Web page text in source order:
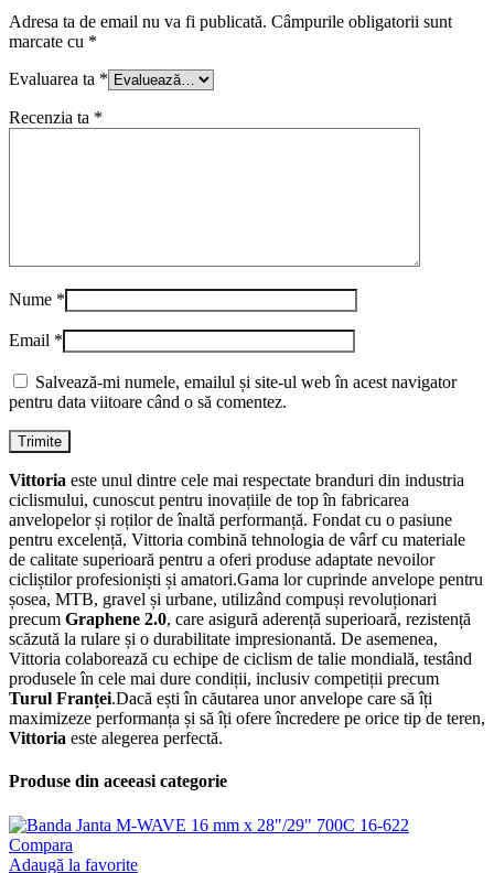
Adresa ta de email nu va fi publicată. Câmpurile obligatorii sunt
marcate cu *
Evaluarea ta *
Recenzia ta *
Nume *
Email *
Salvează-mi numele, emailul și site-ul web în acest navigator
pentru data viitoare când o să comentez.
Vittoria este unul dintre cele mai respectate branduri din industria
ciclismului, cunoscut pentru inovațiile de top în fabricarea
anvelopelor și roților de înaltă performanță. Fondat cu o pasiune
pentru excelență, Vittoria combină tehnologia de vârf cu materiale
de calitate superioară pentru a oferi produse adaptate nevoilor
cicliștilor profesioniști și amatori.Gama lor cuprinde anvelope pentru
șosea, MTB, gravel și urbane, utilizând compuși revoluționari
precum Graphene 2.0, care asigură aderență superioară, rezistență
scăzută la rulare și o durabilitate impresionantă. De asemenea,
Vittoria colaborează cu echipe de ciclism de talie mondială, testând
produsele în cele mai dure condiții, inclusiv competiții precum
Turul Franței.Dacă ești în căutarea unor anvelope care să îți
maximizeze performanța și să îți ofere încredere pe orice tip de teren,
Vittoria este alegerea perfectă.
Produse din aceeasi categorie
Compara
Adaugă la favorite